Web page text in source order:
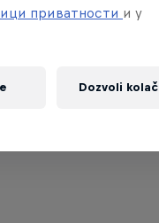
приватности и у
Dozvoli